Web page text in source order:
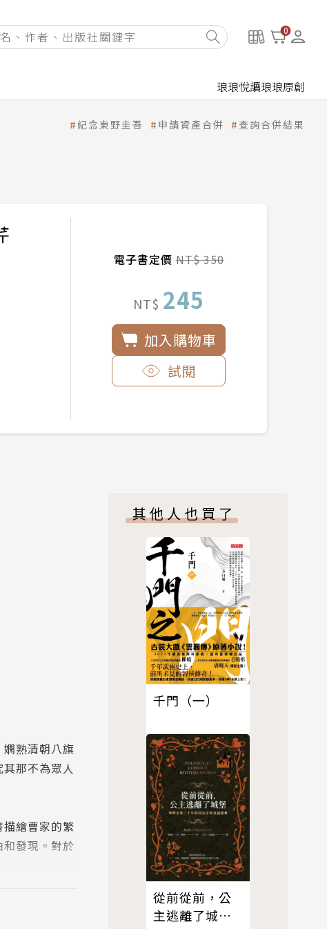
0
琅琅悅讀琅琅原創
紀念東野圭吾 申請資產合併 查詢合併結果
電子書定價NT$ 350
NT$ 245
加入購物車
試閱
熟清朝八旗
那不為眾人
繪曹家的繁
發現。對於
其他人也買了
千門（一）
從前從前，公
主逃離了城